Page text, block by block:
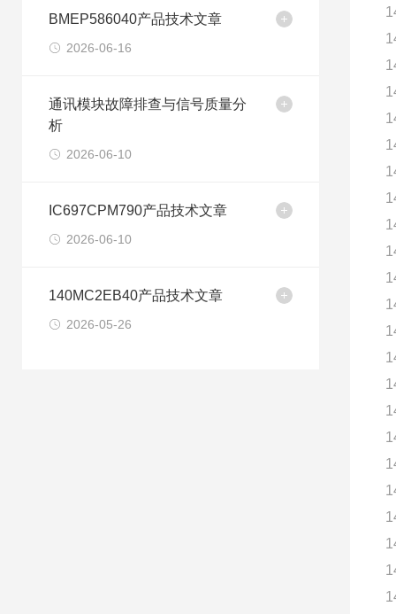
BMEP586040产品技术文章
2026-06-16
通讯模块故障排查与信号质量分
析
2026-06-10
IC697CPM790产品技术文章
2026-06-10
140MC2EB40产品技术文章
2026-05-26